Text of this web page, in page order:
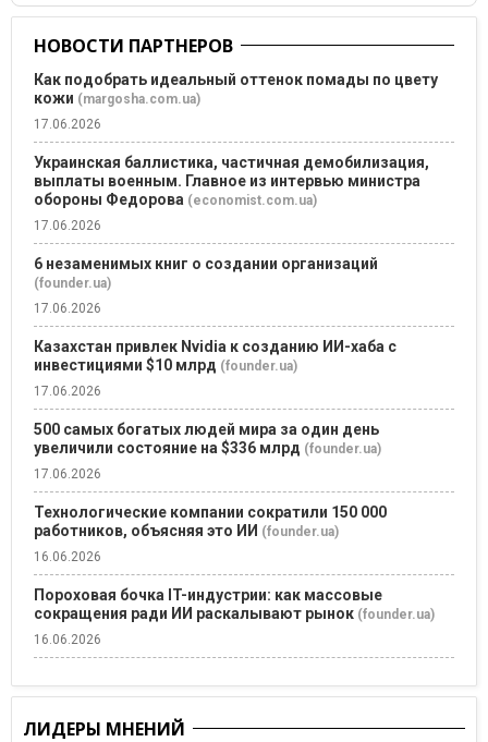
НОВОСТИ ПАРТНЕРОВ
Как подобрать идеальный оттенок помады по цвету
кожи (margosha.com.ua)
17.06.2026
Украинская баллистика, частичная демобилизация,
выплаты военным. Главное из интервью министра
обороны Федорова (economist.com.ua)
17.06.2026
6 незаменимых книг о создании организаций
(founder.ua)
17.06.2026
Казахстан привлек Nvidia к созданию ИИ-хаба с
инвестициями $10 млрд (founder.ua)
17.06.2026
500 самых богатых людей мира за один день
увеличили состояние на $336 млрд (founder.ua)
17.06.2026
Технологические компании сократили 150 000
работников, объясняя это ИИ (founder.ua)
16.06.2026
Пороховая бочка IT-индустрии: как массовые
сокращения ради ИИ раскалывают рынок (founder.ua)
16.06.2026
ЛИДЕРЫ МНЕНИЙ